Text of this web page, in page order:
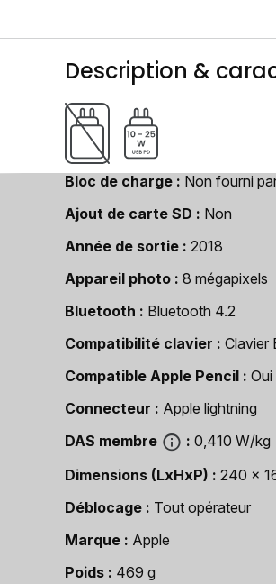
Description &
Bloc de charge
Non fourni
Ajout de carte SD
Non
Année de sortie
2018
Appareil photo
8 mégapixels
Bluetooth
Bluetooth 4.2
Compatibilité clavier
Clavier
Compatible Apple Pencil
Oui
Connecteur
Apple lightning
DAS membre
0,410 W/kg
Dimensions (LxHxP)
240 x
Déblocage
Tout opérateur
Marque
Apple
Poids
469 g